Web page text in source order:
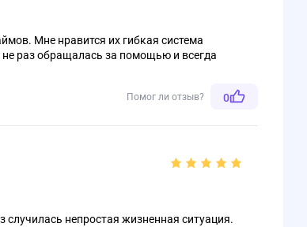
Мне нравится их гибкая система
не раз обращалась за помощью и всегда
Помог ли отзыв? 0
случилась непростая жизненная ситуация.